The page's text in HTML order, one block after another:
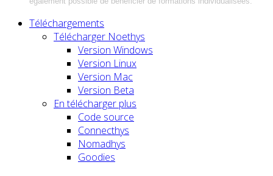
Téléchargements
Télécharger Noethys
Version Windows
Version Linux
Version Mac
Version Beta
En télécharger plus
Code source
Connecthys
Nomadhys
Goodies